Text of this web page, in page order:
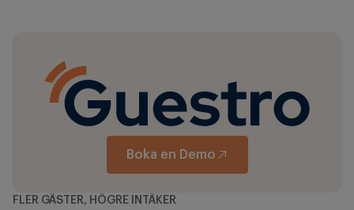
Boka en Demo
FLER GÄSTER, HÖGRE INTÄKER